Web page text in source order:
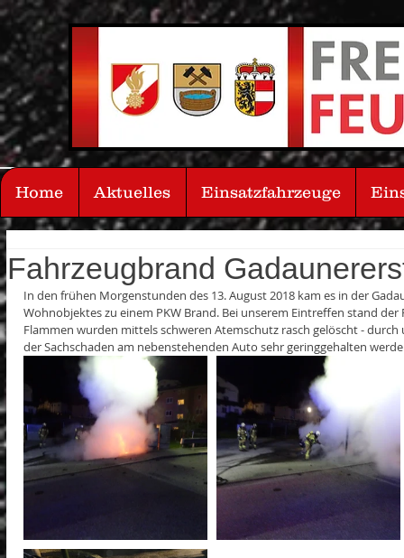
Fahrzeugbrand
In den frühen Morgenstunden des 13. August 2018 kam es in der
Wohnobjektes zu einem PKW Brand. Bei unserem Eintreffen stand
Flammen wurden mittels schweren Atemschutz rasch gelöscht -
der Sachschaden am nebenstehenden Auto sehr geringgehalten
Home Aktuelles Einsatzfahrzeuge